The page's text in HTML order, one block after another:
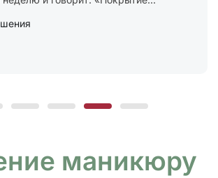
грамотность
маникюру